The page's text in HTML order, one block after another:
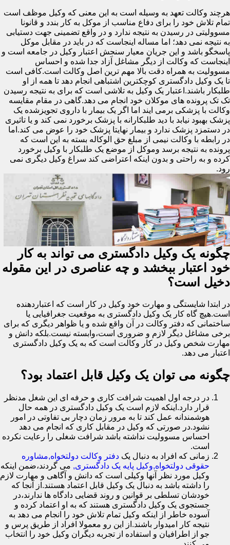
هرچند وکالت تعهد به وسیله است به این معنی که وکیل موظف است
تمام تلاش خود را برای دفاع مناسب از موکل به کار بندد و قانونا
مسوولیتی در رسیدن به نتیجه ندارد و در واقع تضمینی جهت دستیابی
به نتیجه نمی دهد؛ اما مساله اینجاست که در باید در مقابل موکل
پاسخگو باشد و این جریان معیار سنجش اعتبار وکیل در جامعه است و
اینجاست که وکالت از دیگر مشاغل آزاد جدا شده و احساس
مسوولیت به همراه دقت بالا مهم ترین اصل وکالت است.کافی است
تا یک وکیل دادگستری کوچکترین اشتباهی انجام دهد تا همه از او
طلبکار باشند.اعتبار یک وکیل به تلاشی است که برای به نتیجه رسیدن
تک تک پرونده های موکلان خود انجام می دهد.گاهی در مقام مقایسه
وکالت با پزشکی برمی ایند اما اگر یک بیمار با داروی تجویزشده یک
پزشک بهبود نیابد با دید طلبکارانه با پزشک برخورد نمی کند و یا تاثیری
در دستمزد پزشک ندارد و بیمار نهایتا پزشک خود را عوض می کند.اما
در رابطه با وکالت نیمی از مبلغ حق الوکاله بسته به این است که
پرونده به نتیجه برسد وموکل از موضع یک طلبکار با وکیل برخورد
کرده و به راحتی و بدون اینکه اعتراضی کند سراغ وکیل دیگری نمی
رود.
چگونه یک وکیل دادگستری می تواند به کار
خود اعتبار ببخشد و چه عناصری در این مقوله
دخیل است؟
در ابتدا شایستگی و مهارت خود وکیل در کار است که اعتباردهنده
است.هیچ گاه کار یک وکیل دادگستری به موقعیت جغرافیایی یا
ساختمانی که دفتر وکالت در آن واقع شده و یا ظواهر دیگری که برای
برخی مشاغل دیگر لازم و ضروری است،وابسته نیست.بلکه دانش و
مهارت شخص وکیل در کار وکالت است که به یک وکیل دادگستری
اعتبار می دهد.
چگونه می توان یک وکیل قابل اعتماد بود؟
در درجه اول اهمیت شرافت کاری و حرفه ای این شغل مدنظر
قرار دارد.اینکه لازم است یک وکیل دادگستری در همه حال
هوشمندانه عمل کند تا به مرور زمان دچار بی تفاوتی در امور
نشود.در صورتی که وکیل در مقابل کاری که انجام می دهد
احساس مسوولیت نداشته باشد شرافت شغلی را رعایت نکرده
است.
زمانی که افراد به دنبال یک دفتر وکالت دولتخواه,مشاوره
حقوقی دولتخواه,وکیل پایه یک دادگستری, می گردند،ضمن اینکه
وکیل مورد نظر آنها وکیلی است که دانش و آگاهی و مهارت لازم
را داشته باشد به دنبال یک وکیل قابل اعتماد هستند.از آنجا که
خودشان تسلطی بر قوانین و روند قضایی دادگاه ها ندارند،در
جستجوی یک وکیل دادگستری هستند که به او اعتماد کرده و
آسوده خاطر از اینکه وکیل تمام تلاش خود را انجام می دهد به
نتیجه کار امیدوار باشند.از این رو معمولا افراد از طریق پرس و
جو از اطرافیان و استفاده از تجربه دیگران وکیل خود را انتخاب